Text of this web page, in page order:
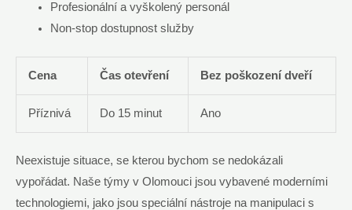
Profesionální a vyškolený personál
Non-stop dostupnost služby
Cena Čas otevření Bez poškození dveří
Příznivá Do 15 minut Ano
Neexistuje situace, se kterou bychom se nedokázali
vypořádat. Naše týmy v Olomouci jsou vybavené moderními
technologiemi, jako jsou speciální nástroje na manipulaci s